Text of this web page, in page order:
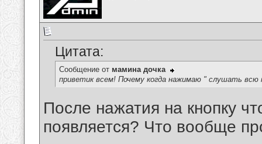
Цитата:
Сообщение от мамина дочка
приветик всем! Почему когда нажимаю " слушать
После нажатия на кнопку
появляется? Что вообще